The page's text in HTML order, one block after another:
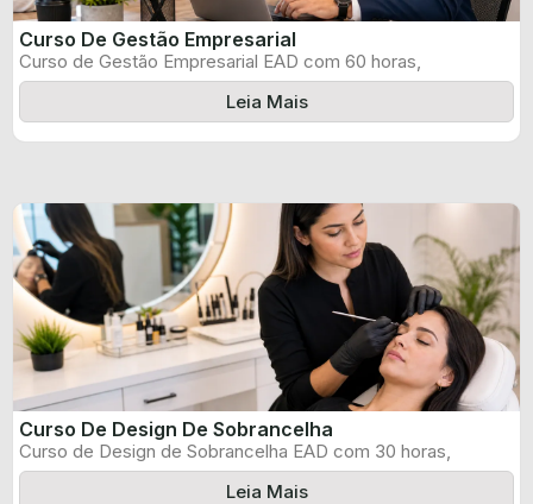
Curso De Gestão Empresarial
Curso de Gestão Empresarial EAD com 60 horas,
certificado informado pelo produtor e ...
Leia Mais
Curso De Design De Sobrancelha
Curso de Design de Sobrancelha EAD com 30 horas,
certificado informado pelo produtor ...
Leia Mais